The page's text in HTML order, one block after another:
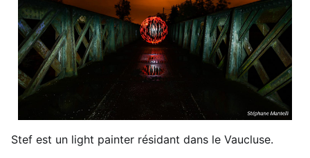
Stef est un light painter résidant dans le Vaucluse.